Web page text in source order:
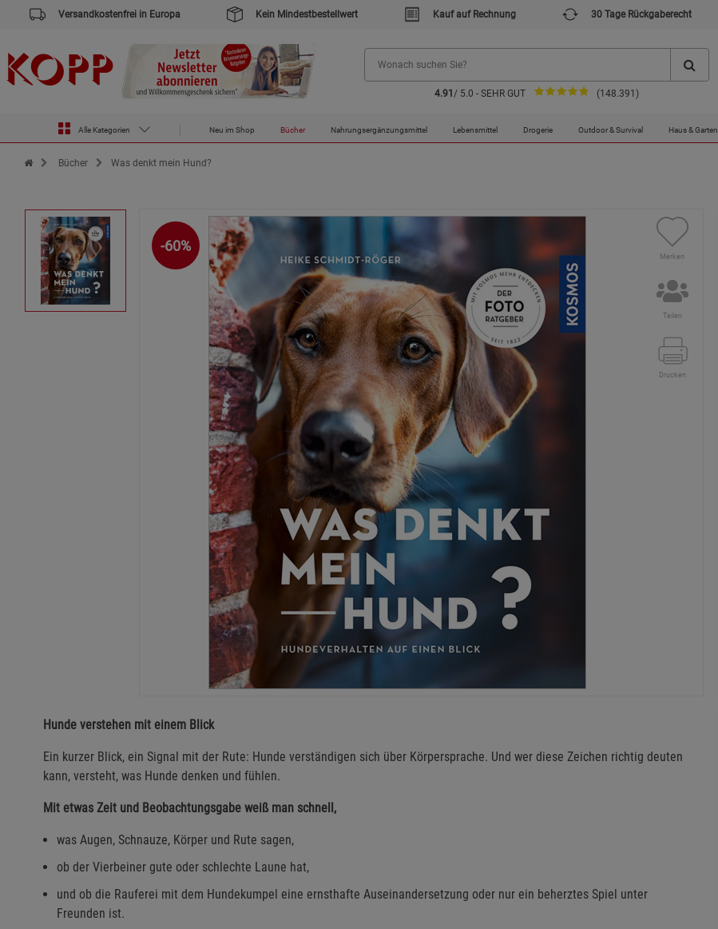
Versandkostenfrei in Europa Kein Mindestbestellwert Kauf auf Rechnung 30 Tage Rückgaberecht
4.91 / 5.0 - SEHR GUT (148.391)
Alle Kategorien Neu im Shop Bücher Nahrungsergänzungsmittel Lebensmittel Drogerie Outdoor & Survival Haus & Garten
Zur Startseite des Kopp Verlag Online-Shop
Bücher Was denkt mein Hund?
-60%
Merken
Teilen
Drucken
Hunde verstehen mit einem Blick
Ein kurzer Blick, ein Signal mit der Rute: Hunde verständigen sich über Körpersprache. Und wer diese Zeichen richtig deuten
kann, versteht, was Hunde denken und fühlen.
Mit etwas Zeit und Beobachtungsgabe weiß man schnell,
was Augen, Schnauze, Körper und Rute sagen,
ob der Vierbeiner gute oder schlechte Laune hat,
und ob die Rauferei mit dem Hundekumpel eine ernsthafte Auseinandersetzung oder nur ein beherztes Spiel unter
Freunden ist.